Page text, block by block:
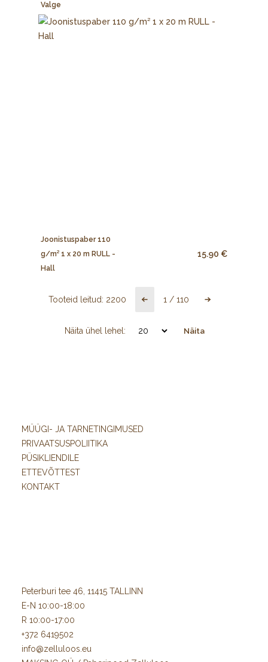
Valge
Joonistuspaber 110
g/m² 1 x 20 m RULL -
Hall
15.90 €
Tooteid leitud: 2200 1 / 110
Näita ühel lehel: Näita
MÜÜGI- JA TARNETINGIMUSED
PRIVAATSUSPOLIITIKA
PÜSIKLIENDILE
ETTEVÕTTEST
KONTAKT
Peterburi tee 46, 11415 TALLINN
E-N 10:00-18:00
R 10:00-17:00
+372 6419502
info@zelluloos.eu